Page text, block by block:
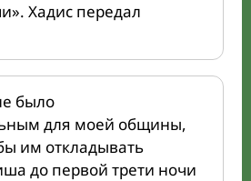
Хадис передал
было
для моей общины,
им откладывать
до первой трети ночи